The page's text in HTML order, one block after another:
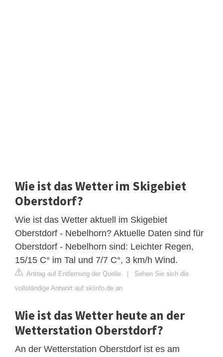
Wie ist das Wetter im Skigebiet
Oberstdorf?
Wie ist das Wetter aktuell im Skigebiet
Oberstdorf - Nebelhorn? Aktuelle Daten sind für
Oberstdorf - Nebelhorn sind: Leichter Regen,
15/15 C° im Tal und 7/7 C°, 3 km/h Wind.
Antrag auf Entfernung der Quelle
Sehen Sie sich die
vollständige Antwort auf skiinfo.de an
Wie ist das Wetter heute an der
Wetterstation Oberstdorf?
An der Wetterstation Oberstdorf ist es am